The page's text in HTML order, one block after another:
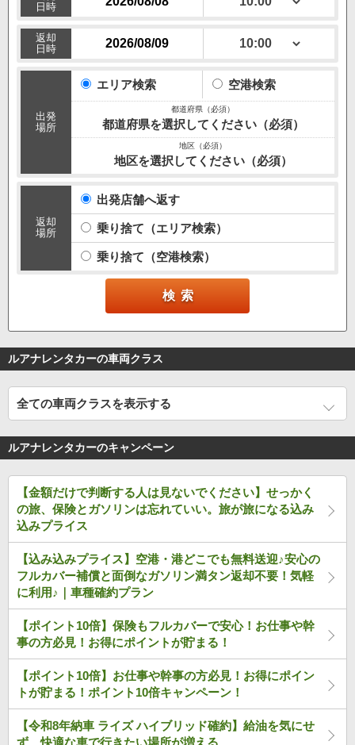
日時
返却
日時
出発
場所
エリア検索 空港検索
都道府県を選択してください（必須）
地区を選択してください（必須）
返却
場所
出発店舗へ返す
乗り捨て（エリア検索）
乗り捨て（空港検索）
ルアナレンタカーの車両クラス
全ての車両クラスを表示する
ルアナレンタカーのキャンペーン
【金額だけで判断する人は見ないでください】せっかく
の旅、保険とガソリンは忘れていい。旅が旅になる込み
込みプライス
【込み込みプライス】空港・港どこでも無料送迎♪安心の
フルカバー補償と面倒なガソリン満タン返却不要！気軽
に利用♪｜車種確約プラン
【ポイント10倍】保険もフルカバーで安心！お仕事や幹
事の方必見！お得にポイントが貯まる！
【ポイント10倍】お仕事や幹事の方必見！お得にポイン
トが貯まる！ポイント10倍キャンペーン！
【令和8年納車 ライズ ハイブリッド確約】給油を気にせ